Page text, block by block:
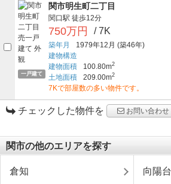
一戸建て
関市明生町二丁目
関口駅 徒歩12分
750万円 / 7K
築年月 1979年12月 (築46年)
建物構造
建物面積
100.80m2
土地面積 209.00m2
7Kで部屋数の多い物件です。
チェックした物件を お問い合わせ
関市の他のエリアを探す
倉知 向陽台